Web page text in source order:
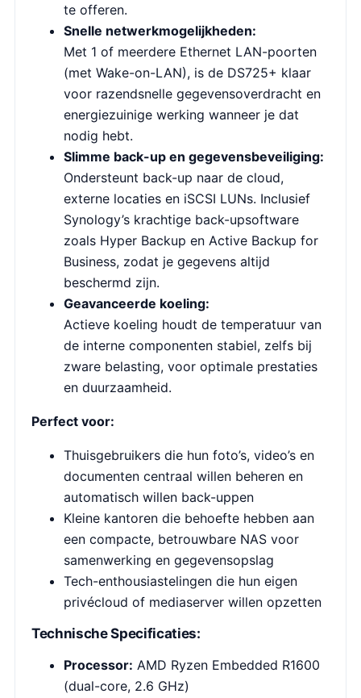
te offeren.
Snelle netwerkmogelijkheden:
Met 1 of meerdere Ethernet LAN-poorten
(met Wake-on-LAN), is de DS725+ klaar
voor razendsnelle gegevensoverdracht en
energiezuinige werking wanneer je dat
nodig hebt.
Slimme back-up en gegevensbeveiliging:
Ondersteunt back-up naar de cloud,
externe locaties en iSCSI LUNs. Inclusief
Synology’s krachtige back-upsoftware
zoals Hyper Backup en Active Backup for
Business, zodat je gegevens altijd
beschermd zijn.
Geavanceerde koeling:
Actieve koeling houdt de temperatuur van
de interne componenten stabiel, zelfs bij
zware belasting, voor optimale prestaties
en duurzaamheid.
Perfect voor:
Thuisgebruikers die hun foto’s, video’s en
documenten centraal willen beheren en
automatisch willen back-uppen
Kleine kantoren die behoefte hebben aan
een compacte, betrouwbare NAS voor
samenwerking en gegevensopslag
Tech-enthousiastelingen die hun eigen
privécloud of mediaserver willen opzetten
Technische Specificaties:
Processor: AMD Ryzen Embedded R1600
(dual-core, 2.6 GHz)